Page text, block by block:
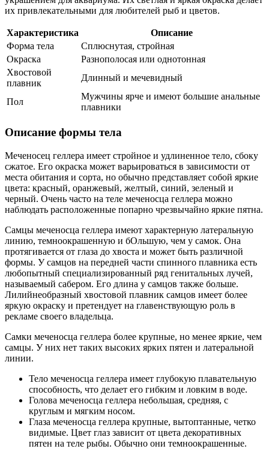
их привлекательными для любителей рыб и цветов.
Характеристика
Описание
Форма тела
Сплюснутая, стройная
Окраска
Разнополосая или однотонная
Хвостовой
плавник
Длинный и мечевидный
Пол
Мужчины ярче и имеют большие анальные
плавники
Описание формы тела
Меченосец геллера имеет стройное и удлиненное тело, сбоку
сжатое. Его окраска может варьироваться в зависимости от
места обитания и сорта, но обычно представляет собой яркие
цвета: красный, оранжевый, желтый, синий, зеленый и
черный. Очень часто на теле меченосца геллера можно
наблюдать расположенные попарно чрезвычайно яркие пятна.
Самцы меченосца геллера имеют характерную латеральную
линию, темноокрашенную и бОльшую, чем у самок. Она
протягивается от глаза до хвоста и может быть различной
формы. У самцов на передней части спинного плавника есть
любопытный специализированный ряд генитальных лучей,
называемый сабером. Его длина у самцов также больше.
Лилийнеобразный хвостовой плавник самцов имеет более
яркую окраску и претендует на главенствующую роль в
рекламе своего владельца.
Самки меченосца геллера более крупные, но менее яркие, чем
самцы. У них нет таких высоких ярких пятен и латеральной
линии.
Тело меченосца геллера имеет глубокую плавательную
способность, что делает его гибким и ловким в воде.
Голова меченосца геллера небольшая, средняя, с
круглым и мягким носом.
Глаза меченосца геллера крупные, вытоптанные, четко
видимые. Цвет глаз зависит от цвета декоративных
пятен на теле рыбы. Обычно они темноокрашенные.